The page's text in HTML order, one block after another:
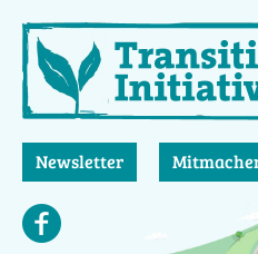
zum
Inhalt
Newsletter